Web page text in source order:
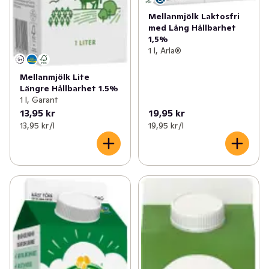
Mellanmjölk Lite
Längre Hållbarhet 1.5%
1 l, Garant
13,95 kr
13,95 kr /l
Mellanmjölk Laktosfri
med Lång Hållbarhet
1,5%
1 l, Arla®
19,95 kr
19,95 kr /l